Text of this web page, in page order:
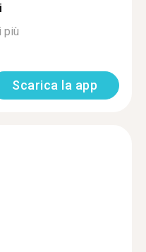
più
Scarica la app